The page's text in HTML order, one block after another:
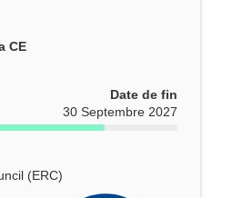
CE
Date de fin
30 Septembre 2027
(ERC)